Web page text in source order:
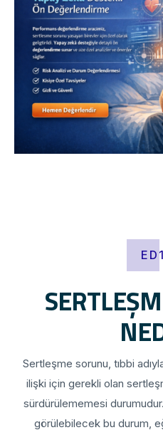
Sertleşme sorunu, tıbbi
ilişki için gerekli olan
sürdürülememesi
görülebilecek bu durum,